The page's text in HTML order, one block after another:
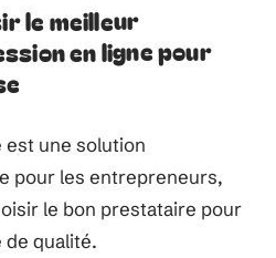
le meilleur
en ligne pour
est une solution
pour les entrepreneurs,
le bon prestataire pour
de qualité.